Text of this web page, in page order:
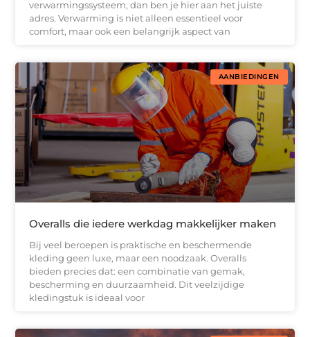
verwarmingssysteem, dan ben je hier aan het juiste
adres. Verwarming is niet alleen essentieel voor
comfort, maar ook een belangrijk aspect van
AANBIEDINGEN
Overalls die iedere werkdag makkelijker maken
Bij veel beroepen is praktische en beschermende
kleding geen luxe, maar een noodzaak. Overalls
bieden precies dat: een combinatie van gemak,
bescherming en duurzaamheid. Dit veelzijdige
kledingstuk is ideaal voor